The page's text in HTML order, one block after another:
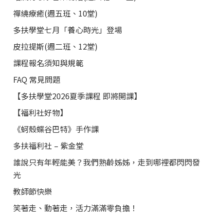
禪繞療癒(週五班、10堂)
多扶學堂七月「養心時光」登場
皮拉提斯(週二班、12堂)
課程報名須知與規範
FAQ 常見問題
【多扶學堂2026夏季課程 即將開課】
【福利社好物】
《蚵殼蝶谷巴特》手作課
多扶福利社 – 紫金堂
誰說只有年輕能美？我們熟齡姊姊，走到哪裡都閃閃發
光
教師節快樂
笑著走、動著走，活力滿滿零負擔！